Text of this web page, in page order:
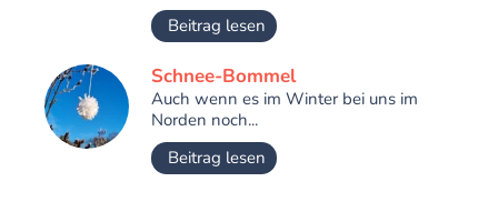
Beitrag lesen
Schnee-Bommel
Auch wenn es im Winter bei uns im
Norden noch...
Beitrag lesen